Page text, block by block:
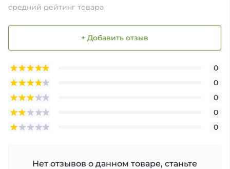
средний рейтинг товара
+ Добавить отзыв
0
0
0
0
0
Нет отзывов о данном товаре, станьте